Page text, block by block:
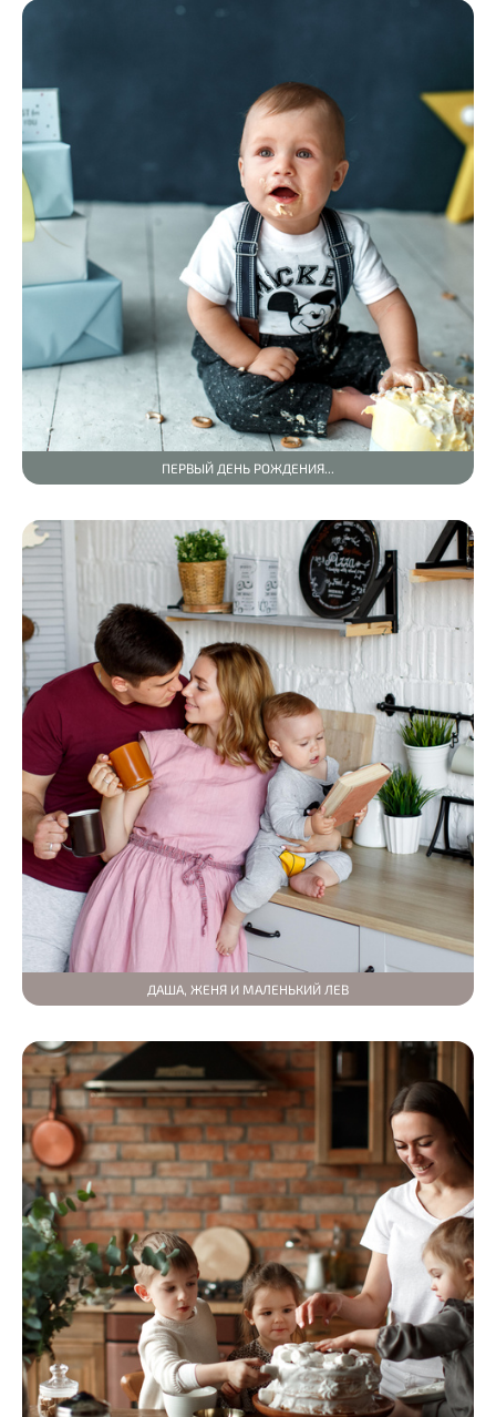
ПЕРВЫЙ ДЕНЬ РОЖДЕНИЯ...
ДАША, ЖЕНЯ И МАЛЕНЬКИЙ ЛЕВ